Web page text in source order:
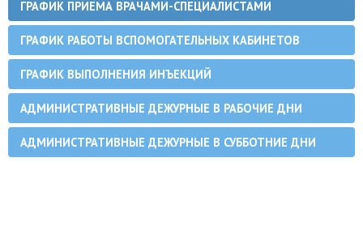
ГРАФИК ПРИЕМА ВРАЧАМИ-СПЕЦИАЛИСТАМИ
ГРАФИК РАБОТЫ ВСПОМОГАТЕЛЬНЫХ КАБИНЕТОВ
ГРАФИК ВЫПОЛНЕНИЯ ИНЪЕКЦИЙ
АДМИНИСТРАТИВНЫЕ ДЕЖУРНЫЕ В РАБОЧИЕ ДНИ
АДМИНИСТРАТИВНЫЕ ДЕЖУРНЫЕ В СУББОТНИЕ ДНИ